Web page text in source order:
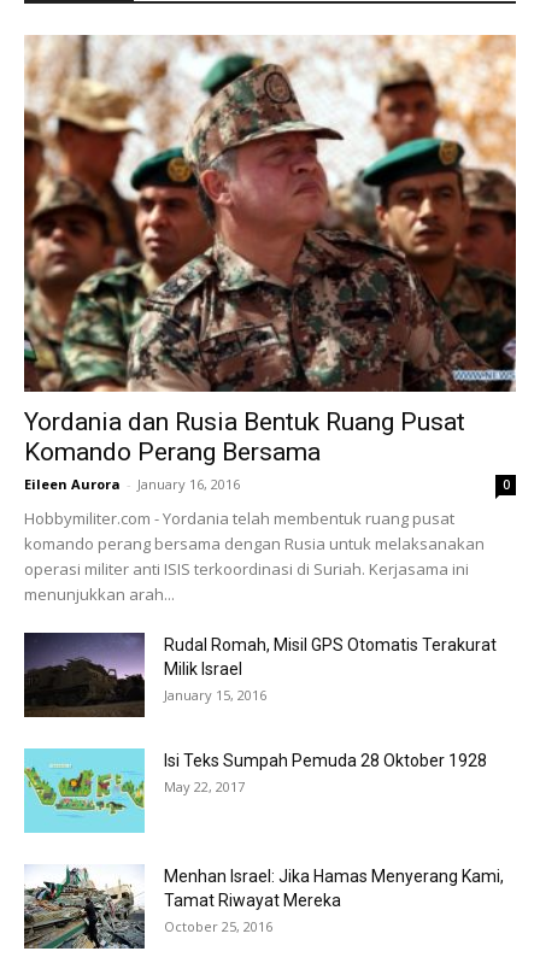
Yordania dan Rusia Bentuk Ruang Pusat
Komando Perang Bersama
Eileen Aurora - January 16, 2016 0
Hobbymiliter.com - Yordania telah membentuk ruang pusat
komando perang bersama dengan Rusia untuk melaksanakan
operasi militer anti ISIS terkoordinasi di Suriah. Kerjasama ini
menunjukkan arah...
Rudal Romah, Misil GPS Otomatis Terakurat
Milik Israel
January 15, 2016
Isi Teks Sumpah Pemuda 28 Oktober 1928
May 22, 2017
Menhan Israel: Jika Hamas Menyerang Kami,
Tamat Riwayat Mereka
October 25, 2016